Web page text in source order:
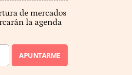
de mercados
la agenda
APUNTARME